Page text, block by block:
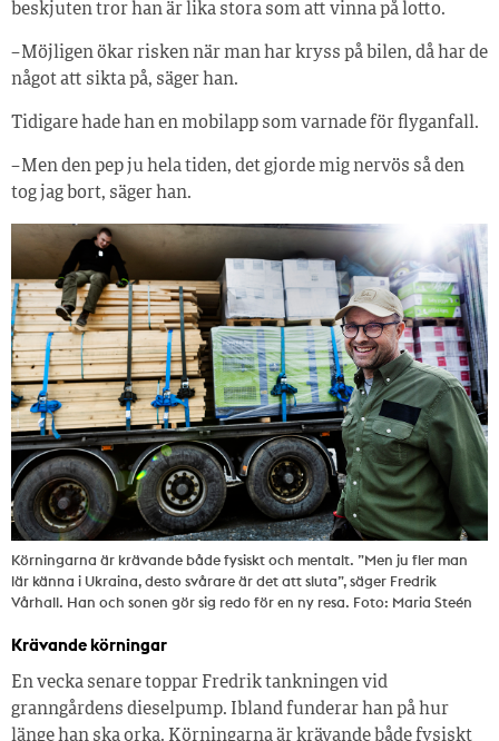
beskjuten tror han är lika stora som att vinna på lotto.
– Möjligen ökar risken när man har kryss på bilen, då har de
något att sikta på, säger han.
Tidigare hade han en mobilapp som varnade för flyganfall.
– Men den pep ju hela tiden, det gjorde mig nervös så den
tog jag bort, säger han.
Körningarna är krävande både fysiskt och mentalt. ”Men ju fler man
lär känna i Ukraina, ­desto svårare är det att sluta”, säger Fredrik
Vårhall. Han och sonen gör sig redo för en ny resa. Foto: Maria Steén
Krävande körningar
En vecka senare toppar Fredrik tankningen vid
granngårdens dieselpump. Ibland funderar han på hur
länge han ska orka. Körningarna är krävande både fysiskt